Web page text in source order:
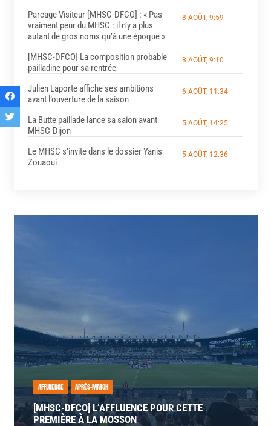
Parcage Visiteur [MHSC-DFCO] : « Pas
vraiment peur du MHSC : il n’y a plus
autant de gros noms qu’à une époque »
8 AOÛT, 9:59
[MHSC-DFCO] La composition probable
pailladine pour sa rentrée
8 AOÛT, 9:10
Julien Laporte affiche ses ambitions
avant l’ouverture de la saison
6 AOÛT, 11:34
La Butte paillade lance sa saion avant
MHSC-Dijon
5 AOÛT, 14:25
Le MHSC s’invite dans le dossier Yanis
Zouaoui
5 AOÛT, 12:36
AFFLUENCE APRÈS-MATCH
[MHSC-DFCO] L’AFFLUENCE POUR CETTE
PREMIÈRE À LA MOSSON